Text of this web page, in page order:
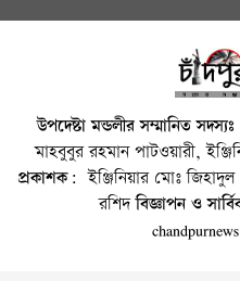
উপদেষ্টা মন্ডলীর সম্মানিত সদস্যঃ
মাহবুবুর রহমান পাটওয়ারী,
প্রকাশক: ইঞ্জিনিয়ার মোঃ
রশিদবিজ্ঞাপন ও